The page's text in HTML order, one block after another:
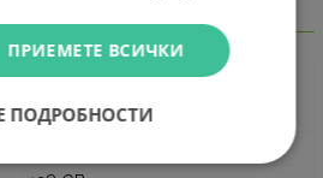
на USB флаш памет
Intenso
ПРИЕМЕТЕ ВСИЧКИ
ПОДРОБНОСТИ